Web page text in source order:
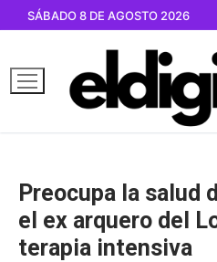
contenido
SÁBADO 8 DE AGOSTO 2026
Preocupa la salud
el ex arquero del
terapia intensiva